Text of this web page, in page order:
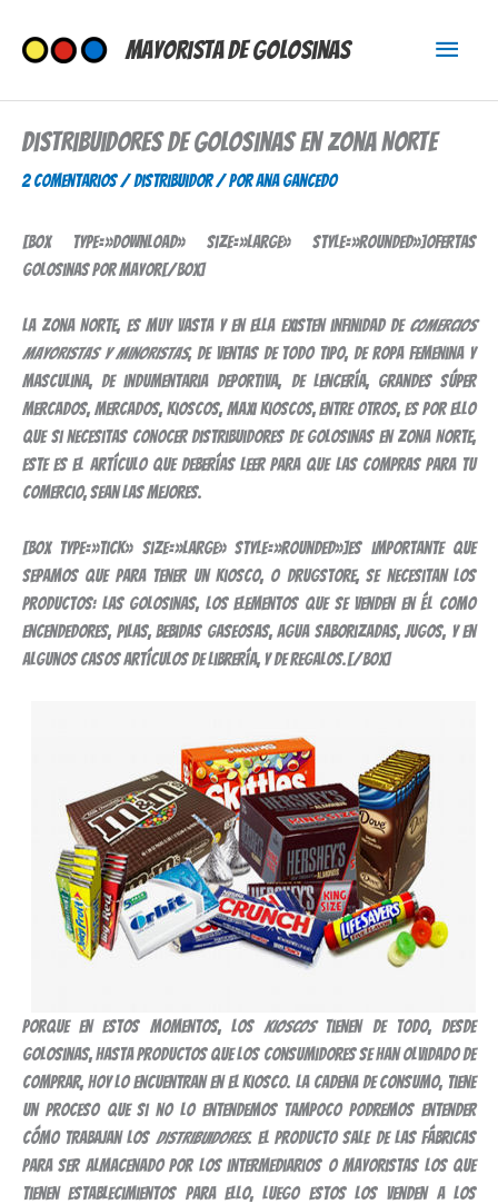
contenido
Mayorista de Golosinas
Menú
Distribuidores de Golosinas en Zona Norte
2 comentarios/Distribuidor/ PorAna Gancedo
[box type=»download» size=»large» style=»rounded»]Ofertas
golosinas por mayor[/box]
La zona Norte, es muy vasta y en ella existen infinidad de comercios
mayoristas y minoristas, de ventas de todo tipo, de ropa femenina y
masculina, de indumentaria deportiva, de lencería, grandes súper
mercados, mercados, kioscos, maxi kioscos, entre otros, es por ello
que si necesitas conocer distribuidores de golosinas en Zona Norte,
este es el artículo que deberías leer para que las compras para tu
comercio, sean las mejores.
[box type=»tick» size=»large» style=»rounded»]Es importante que
sepamos que para tener un kiosco, o drugstore, se necesitan los
productos: las golosinas, los elementos que se venden en él como
encendedores, pilas, bebidas gaseosas, agua saborizadas, jugos, y en
algunos casos artículos de librería, y de regalos.[/box]
Porque en estos momentos, loskioscostienen de todo, desde
golosinas, hasta productos que los consumidores se han olvidado de
comprar, hoy lo encuentran en el kiosco. La cadena de consumo, tiene
un proceso que si no lo entendemos tampoco podremos entender
cómo trabajan los distribuidores. El producto sale de las fábricas
para ser almacenado por los intermediarios o mayoristas los que
tienen establecimientos para ello, luego estos los venden a los